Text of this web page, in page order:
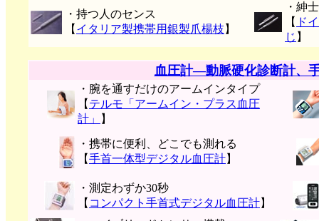
・持つ人のセンス
【 イタリア製携帯用銀製爪楊枝 】
・紳
【 ド
じ 】
血圧計―動脈硬化診断計、
・腕を通すだけのアームインタイプ
【 テルモ「アームイン・プラス血圧
計」
】
・携帯に便利、どこでも測れる
【手首一体型デジタル血圧計】
・測定わずか30秒
【 コンパクト手首式デジタル血圧計】